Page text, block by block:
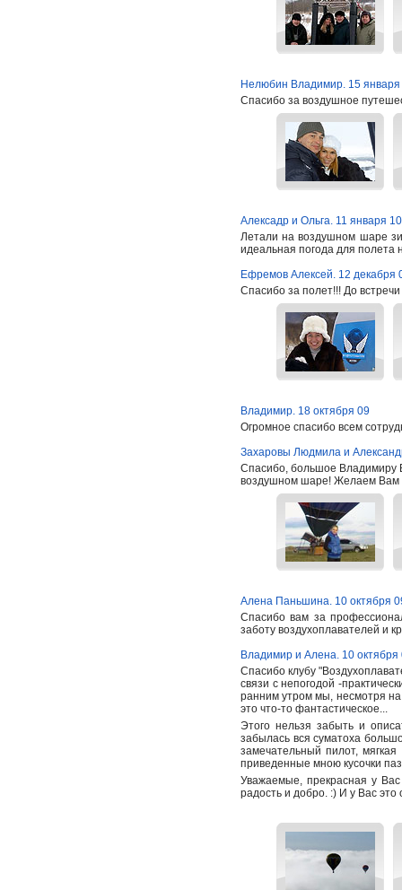
Нелюбин Владимир. 15 января
Спасибо за воздушное
Алексадр и Ольга. 11 января 10
Летали на воздушном шаре
идеальная погода для полета
Ефремов Алексей. 12 декабря
Спасибо за полет!!! До
Владимир. 18 октября 09
Огромное спасибо всем
Захаровы Людмила и
Спасибо, большое Владимиру
воздушном шаре! Желаем Вам
Алена Паньшина. 10 октября
Спасибо вам за
заботу воздухоплавателей и
Владимир и Алена. 10 октября
Спасибо клубу
связи с непогодой -
ранним утром мы, несмотря на
это что-то фантастическое...
Этого нельзя забыть и
забылась вся суматоха
замечательный пилот,
приведенные мною кусочки
Уважаемые, прекрасная у
радость и добро. :) И у Вас